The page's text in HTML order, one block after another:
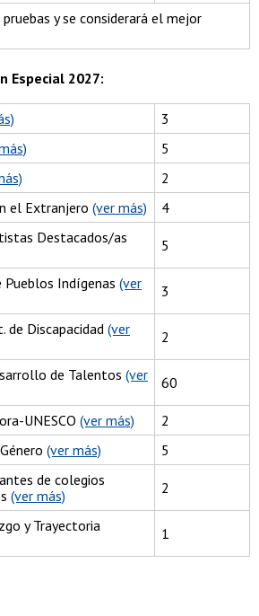
y se considerará el mejor
Especial 2027:
3
5
2
el Extranjero (ver más)
4
Destacados/as
5
Pueblos Indígenas (ver
3
de Discapacidad (ver
2
de Talentos (ver
60
UNESCO (ver más)
2
(ver más)
5
de colegios
(ver más) 2
y Trayectoria
1